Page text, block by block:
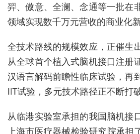
羿、傲意、全澜、念通等一批在
领域实现数千万元营收的商业化新
全技术路线的规模效应，正催生
从全球首个植入式脑机接口注册
汉语言解码前瞻性临床试验，再
IIT试验，多元技术路径正不断打
从临港实验室承担的我国脑机接
上海市医疗器械检验研究院承担